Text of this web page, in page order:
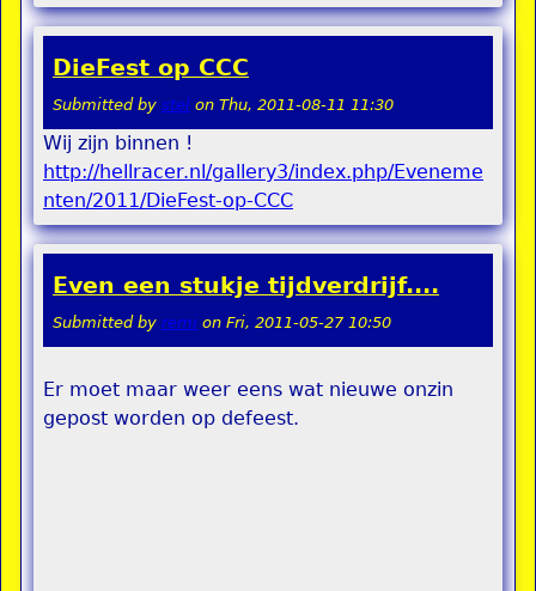
DieFest op CCC
Submitted by stel on Thu, 2011-08-11 11:30
Wij zijn binnen !
http://hellracer.nl/gallery3/index.php/Eveneme
nten/2011/DieFest-op-CCC
Even een stukje tijdverdrijf....
Submitted by remi on Fri, 2011-05-27 10:50
Er moet maar weer eens wat nieuwe onzin
gepost worden op defeest.